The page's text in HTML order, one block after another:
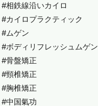
#相鉄線沿いカイロ
#カイロプラクティック
#ムゲン
#ボディリフレッシュムゲン
#骨盤矯正
#頸椎矯正
#胸椎矯正
#中国氣功